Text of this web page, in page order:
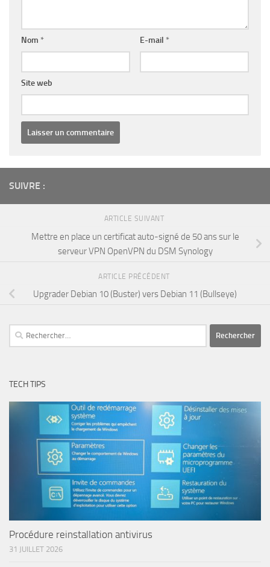
Nom * E-mail *
Site web
SUIVRE :
ARTICLE SUIVANT
Mettre en place un certificat auto-signé de 50 ans sur le
serveur VPN OpenVPN du DSM Synology
ARTICLE PRÉCÉDENT
Upgrader Debian 10 (Buster) vers Debian 11 (Bullseye)
Rechercher :
TECH TIPS
Procédure reinstallation antivirus
31 JUILLET 2026